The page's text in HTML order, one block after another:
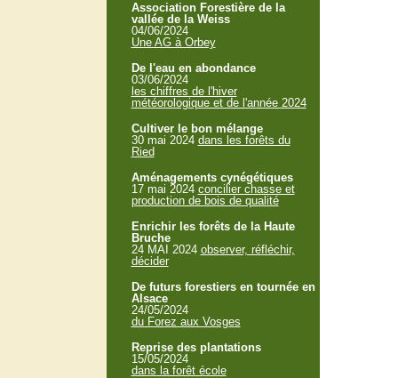
Association Forestière de la
vallée de la Weiss
04/06/2024
Une AG à Orbey
De l'eau en abondance
03/06/2024
les chiffres de l'hiver
météorologique et de l'année 2024
Cultiver le bon mélange
30 mai 2024 dans les forêts du
Ried
Aménagements cynégétiques
17 mai 2024 concilier chasse et
production de bois de qualité
Enrichir les forêts de la Haute
Bruche
24 MAI 2024 observer, réfléchir,
décider
De futurs forestiers en tournée en
Alsace
24/05/2024
du Forez aux Vosges
Reprise des plantations
15/05/2024
dans la forêt école